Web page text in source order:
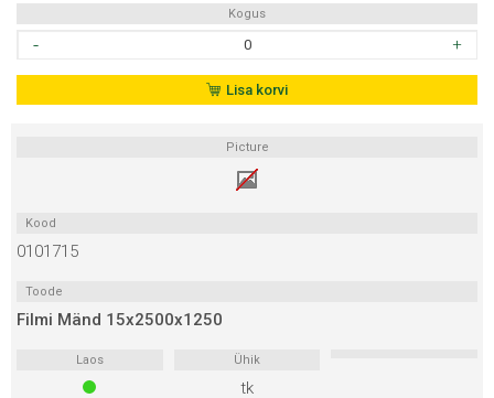
Kogus
21X1250X2500
Lisa korvi
Picture
Kood
0101715
Toode
Filmi Mänd 15x2500x1250
Laos Ühik
tk